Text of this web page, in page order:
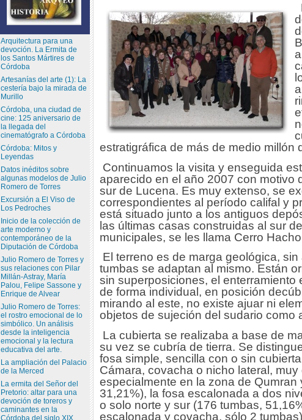
estratigráfica de más de medio millón
Continuamos la visita y enseguida
aparecido en el año 2007 con motivo
sur de Lucena. Es muy extenso, se
correspondientes al período califal y
está situado junto a los antiguos
las últimas casas construidas al sur
municipales, se les llama Cerro
El terreno es de marga geológica,
tumbas se adaptan al mismo. Están
sin superposiciones, el enterramiento
de forma individual, en posición
mirando al este, no existe ajuar ni
objetos de sujeción del sudario como
La cubierta se realizaba a base de
su vez se cubría de tierra. Se
fosa simple, sencilla con o sin
Cámara, covacha o nicho lateral,
especialmente en la zona de
31,21%), la fosa escalonada a dos
o solo norte y sur (176 tumbas,
escalonada y covacha, sólo 2
Arquitectura para una
devoción. La Ermita de
los Santos Mártires de
Córdoba
Artesanías del arte (1): La
cestería bajo la mirada de
Murillo
Córdoba, una ciudad de
cine: 125 aniversario de
la llegada del
cinematógrafo a Córdoba
Córdoba: Mitos y
Leyendas
Datos inéditos sobre
algunas modelos de Julio
Romero de Torres
Excursión a El Viso de
Los Pedroches
Inicio de la colección de
arte moderno y
contemporáneo de la
Diputación de Córdoba
Julio Romero de Torres y
sus relaciones con Pilar
Millán-Astray, María
Palou, Felipe Sassone y
Enrique de Alvear
Julio Romero de Torres:
el rostro emocional de lo
simbólico. Un análisis
desde la inteligencia
emocional y la lectura
educativa del arte.
La ampliación del Palacio
de la Merced
La ermita del Señor del
Pretorio: altar para una
devoción de toreros y
caminantes en la
Córdoba del siglo XIX